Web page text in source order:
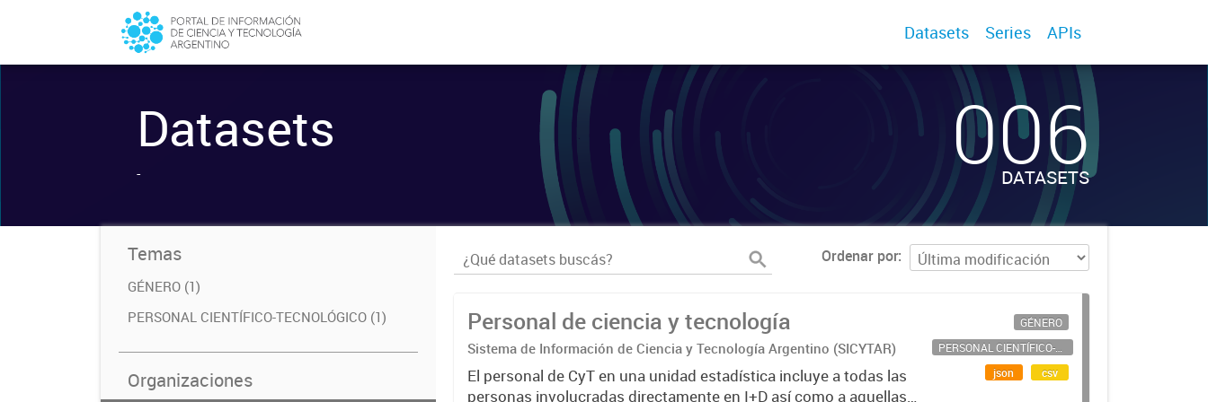
Datasets Series APIs
Datasets
- 006
DATASETS
Temas
GÉNERO (1)
PERSONAL CIENTÍFICO-TECNOLÓGICO (1)
Organizaciones
Ordenar por
Personal de ciencia y tecnología
Sistema de Información de Ciencia y Tecnología Argentino (SICYTAR)
El personal de CyT en una unidad estadística incluye a todas las
personas involucradas directamente en I+D así como a aquellas
GÉNERO
PERSONAL CIENTÍFICO-TECNOLÓGICO
json
csv